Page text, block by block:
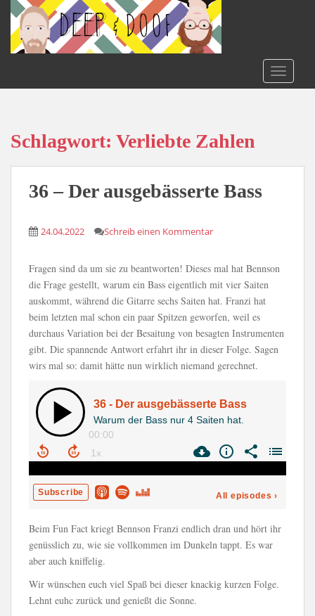
o
Schlagwort: Verliebte Zahlen
36 – Der ausgebässerte Bass
24.04.2022 Schreib einen Kommentar
Fragen sind da um sie zu beantworten! Dieses mal hat Bennson
die Frage gestellt, warum ein Bass eigentlich mit vier Saiten
auskommt, während die Gitarre sechs Saiten hat. Franzi hat
beim letzten mal schon ein paar Spitzen geworfen, weil es
durchaus Variation bei der Besaitung von besagten Instrumenten
gibt. Die spannende Antwort erfahrt ihr in dieser Folge. Sagen
wirs mal so: damit hätte nun wirklich niemand gerechnet.
Beim Fun Fact kriegt Bennson Franzi endlich dran und hört ihr
genüsslich zu, wie sie vollkommen im Dunkeln tappt. Es war
aber auch kniffelig.
Wir wünschen euch viel Spaß bei dieser knackig kurzen Folge.
Lehnt euhc zurück und genießt die Sonne.